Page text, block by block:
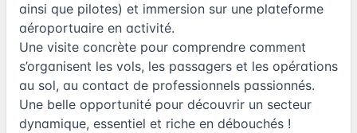
ainsi que pilotes) et immersion sur une plateforme
aéroportuaire en activité.
Une visite concrète pour comprendre comment
s’organisent les vols, les passagers et les opérations
au sol, au contact de professionnels passionnés.
Une belle opportunité pour découvrir un secteur
dynamique, essentiel et riche en débouchés !